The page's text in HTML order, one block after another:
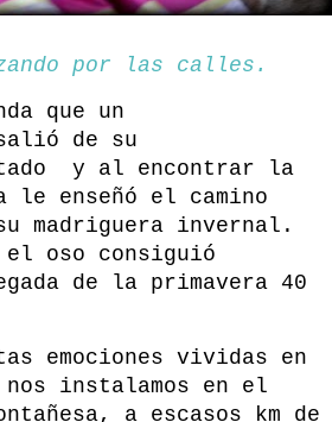
por las calles.
que un
de su
y al encontrar la
le enseñó el camino
madriguera invernal.
el oso consiguió
de la primavera 40
emociones vividas en
instalamos en el
a escasos km de